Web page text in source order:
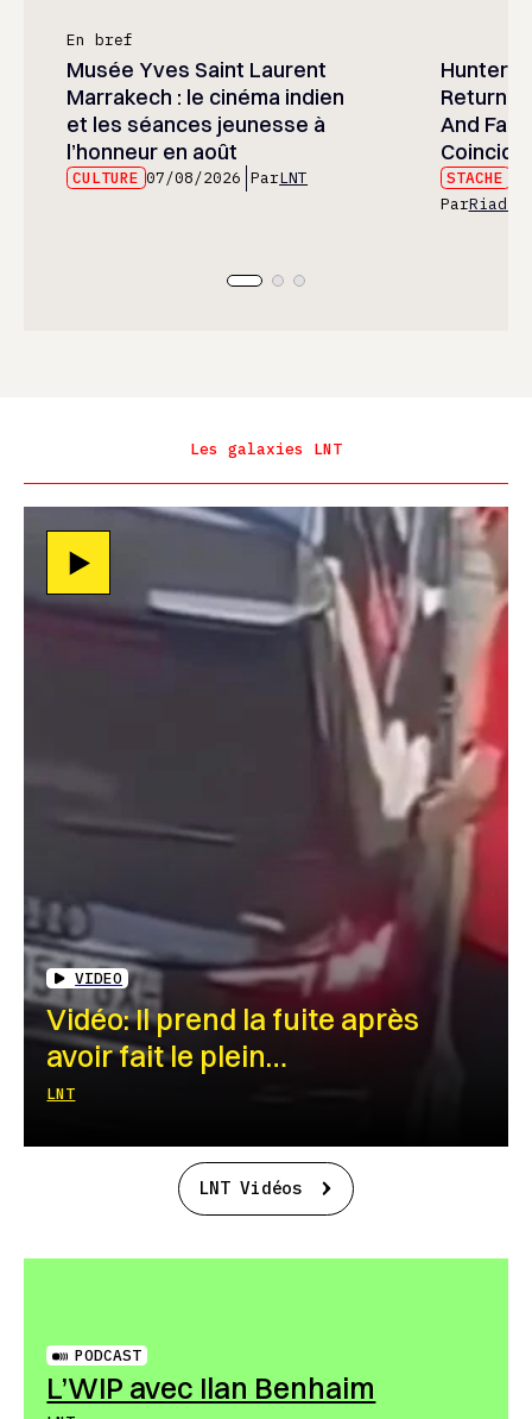
En bref
Musée Yves Saint Laurent
Marrakech : le cinéma indien
et les séances jeunesse à
l’honneur en août
CULTURE 07/08/2026 ParLNT
Hunter
And
STACHE
ParRiad
Les galaxies LNT
VIDEO
Vidéo: Il prend la fuite après
avoir fait le plein…
LNT
LNT Vidéos
PODCAST
L’WIP avec Ilan Benhaim